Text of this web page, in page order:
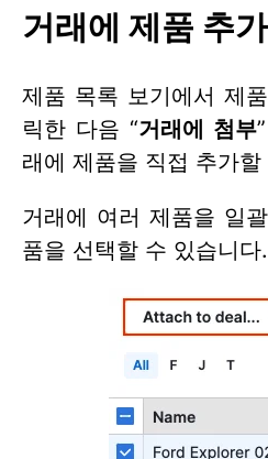
거래에 제품 추가
제품 목록 보기에서 제
릭한 다음 “거래에 첨부
래에 제품을 직접 추가
거래에 여러 제품을 일
품을 선택할 수 있습니다.